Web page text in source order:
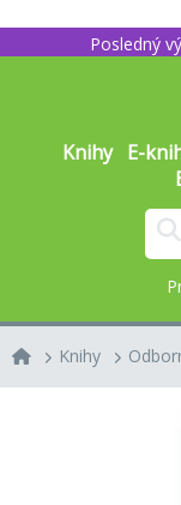
Posledný
Knihy E-
Knihy